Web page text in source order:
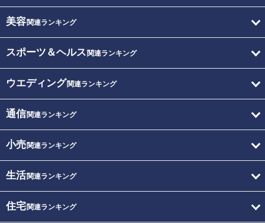
美容関連ランキング
スポーツ＆ヘルス 関連ランキング
ウエディング関連ランキング
通信関連ランキング
小売関連ランキング
生活関連ランキング
住宅関連ランキング